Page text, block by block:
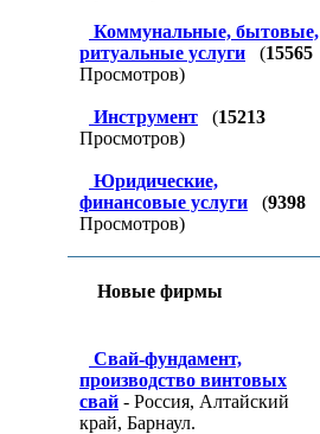
Коммунальные, бытовые,
ритуальные услуги
(15565
Просмотров)
Инструмент (15213
Просмотров)
Юридические,
финансовые услуги
(9398
Просмотров)
Новые фирмы
Свай-фундамент,
производство винтовых
свай - Россия, Алтайский
край, Барнаул.